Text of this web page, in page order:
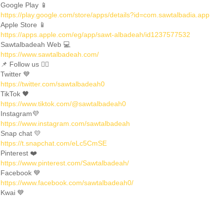
Google Play 📱
https://play.google.com/store/apps/details?id=com.sawtalbadia.app
Apple Store 📱
https://apps.apple.com/eg/app/sawt-albadeah/id1237577532
Sawtalbadeah Web 💻
https://www.sawtalbadeah.com/
📌 Follow us 👇🏼
Twitter 💙
https://twitter.com/sawtalbadeah0
TikTok 🖤
https://www.tiktok.com/@sawtalbadeah0
Instagram💜
https://www.instagram.com/sawtalbadeah
Snap chat 💛
https://t.snapchat.com/eLc5CmSE
Pinterest ❤️
https://www.pinterest.com/Sawtalbadeah/
Facebook 💙
https://www.facebook.com/sawtalbadeah0/
Kwai 💙